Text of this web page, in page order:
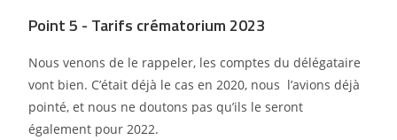
Point 5 - Tarifs crématorium 2023
Nous venons de le rappeler, les comptes du délégataire
vont bien. C’était déjà le cas en 2020, nous l’avions déjà
pointé, et nous ne doutons pas qu’ils le seront
également pour 2022.